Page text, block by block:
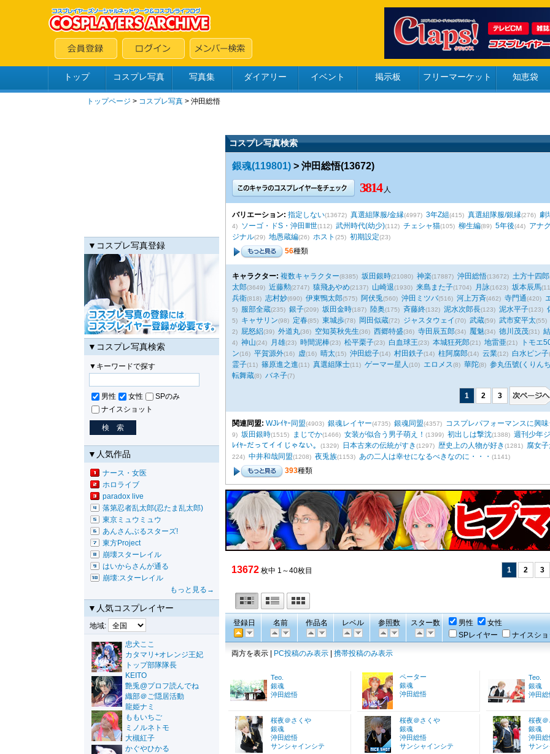
トップ コスプレ写真 写真集 ダイアリー イベント 掲示板 フリーマーケット 知恵袋
トップページ > コスプレ写真 > 沖田総悟
▼コスプレ写真登録
▼コスプレ写真検索
▼キーワードで探す
男性 女性
SPのみ
ナイスショット
▼人気作品
ナース・女医
ホロライブ
paradox live
落第忍者乱太郎(忍たま乱太郎)
東京ミュウミュウ
あんさんぶるスターズ!
東方Project
崩壊スターレイル
はいからさんが通る
崩壊:スターレイル
もっと見る→
▼人気コスプレイヤー
地域:
忠犬ここ
カタマリ+オレンジ王妃
トップ部隊隊長
KEITO
艶兎@プロフ読んでね
織部＠ご隠居活動
龍姫ナミ
ももいちご
ミノルネトモ
大槻紅子
かぐやひかる
コスプレ写真検索
銀魂(119801) > 沖田総悟(13672)
3814人
バリエーション: 指定しない(13672) 真選組隊服/金縁(4997) 3年Z組(415) 真選組隊服/銀縁(276) 劇
4)
ソーゴ・ドS・沖田Ⅲ世(112) 武州時代(幼少)(112) チェシャ猫(105) 柳生編(89) 5年後(44) アナ
ジナル(29) 地愚蔵編(26) ホスト (25) 初期設定(23)
56種類
キャラクター: 複数キャラクター(8385) 坂田銀時(21080) 神楽(17887) 沖田総悟(13672) 土方十四郎
太郎(3649) 近藤勲(2747) 猿飛あやめ(2137) 山崎退(1930) 来島また子(1704) 月詠(1623) 坂本辰馬
兵衛(818) 志村妙(690) 伊東鴨太郎(575) 阿伏兎(560) 沖田ミツバ(516) 河上万斉(462) 寺門通(420)
5)
服部全蔵(235) 銀子(209) 坂田金時(187) 陸奥(175) 斉藤終(132) 泥水次郎長(123) 泥水平子(123)
5)
キャサリン(98) 定春(85) 東城歩(78) 岡田似蔵(72) ジャスタウェイ(70) 武蔵(59) 武市変平太(55)
2)
屁怒絽(39) 外道丸(36) 空知英秋先生(36) 西郷特盛(36) 寺田辰五郎(34) 魘魅(34) 徳川茂茂(31)
4) 神山(24) 月雄(23) 時間泥棒(23) 松平栗子(23) 白血球王(23) 本城狂死郎(21) 地雷亜(21) トモエ
ン(16) 平賀源外(16) 虚(16) 晴太(15) 沖田総子(14) 村田鉄子(14) 柱阿腐郎(14) 云業(12) 白水ピン子
霊子(11) 篠原進之進(11) 真選組隊士(11) ゲーマー星人(10) エロメス(8) 華陀(8) 参丸伍號(くりん
転舞蔵(8) バネ子(7)
1 2 3
関連同盟: WJﾚｲﾔｰ同盟(4903) 銀魂レイヤー(4735) 銀魂同盟(4357) コスプレパフォーマンスに興
9) 坂田銀時(1515) まじでか(1466) 女装が似合う男子萌え！ (1399) 初出しは撃沈(1388) 週刊少年
ﾚｲﾔｰだってイイじゃない。
(1329) 日本古来の伝統がすき(1297) 歴史上の人物が好き(1281) 腐女
224) 中井和哉同盟(1208) 夜兎族(1153) あの二人は幸せになるべきなのに・・・ (1141)
393種類
13672 枚中 1～40枚目 1 2 3
登録日 名前 作品名 レベル 参照数 スター数 男性
女性
SPレイヤー
ナイスショ
両方を表示 | PC投稿のみ表示 携帯投稿のみ表示
Teo.
銀魂
沖田総悟
ペーター
銀魂
沖田総悟
Teo.
銀魂
沖田総
桜夜＠さくや
銀魂
沖田総悟
サンシャインシテ
桜夜＠さくや
銀魂
沖田総悟
サンシャインシテ
桜夜
銀魂
沖田総
サンシ